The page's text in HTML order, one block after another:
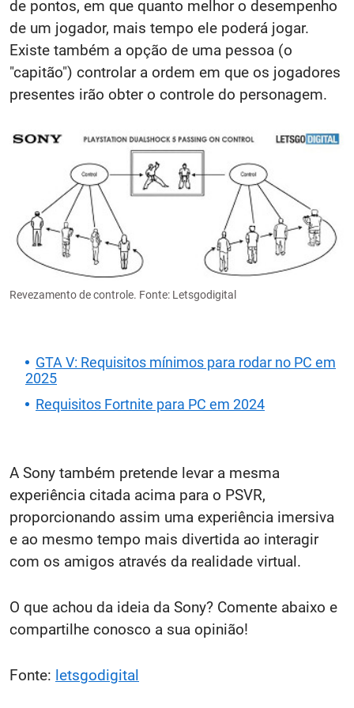
de pontos, em que quanto melhor o desempenho
de um jogador, mais tempo ele poderá jogar.
Existe também a opção de uma pessoa (o
"capitão") controlar a ordem em que os jogadores
presentes irão obter o controle do personagem.
Revezamento de controle. Fonte: Letsgodigital
GTA V: Requisitos mínimos para rodar no PC em
2025
Requisitos Fortnite para PC em 2024
A Sony também pretende levar a mesma
experiência citada acima para o PSVR,
proporcionando assim uma experiência imersiva
e ao mesmo tempo mais divertida ao interagir
com os amigos através da realidade virtual.
O que achou da ideia da Sony? Comente abaixo e
compartilhe conosco a sua opinião!
Fonte: letsgodigital